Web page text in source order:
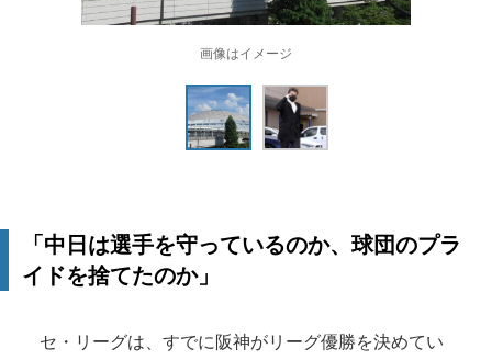
画像はイメージ
「中日は選手を守っているのか、球団のプラ
イドを捨てたのか」
セ・リーグは、すでに阪神がリーグ優勝を決めてい